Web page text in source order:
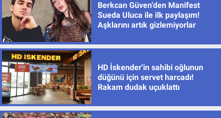
Berkcan Güven’den Manifest
Sueda Uluca ile ilk paylaşım!
Aşklarını artık gizlemiyorlar
HD İskender'in sahibi oğlunun
düğünü için servet harcadı!
Rakam dudak uçuklattı